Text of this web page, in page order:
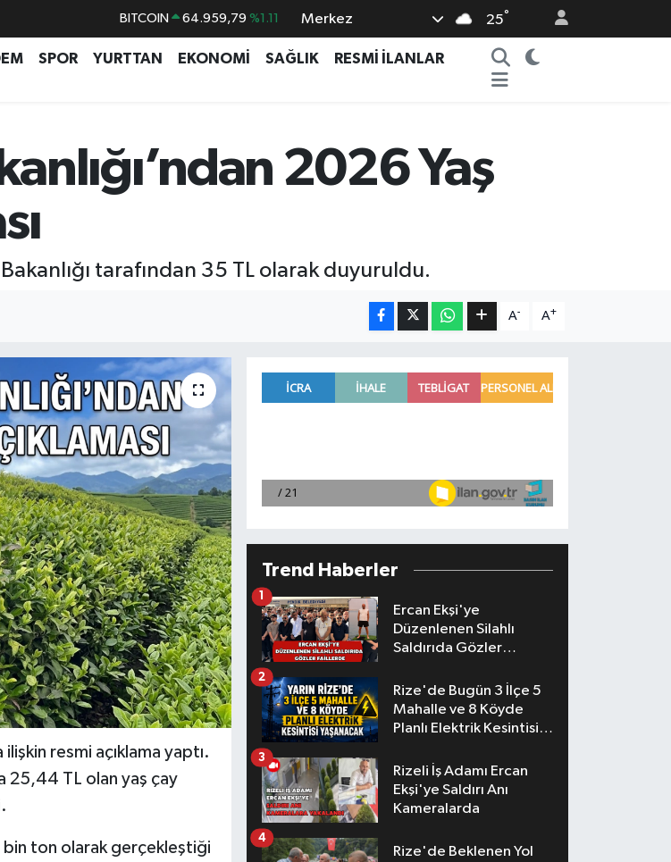
EURO 55,2510 %0.32
BİST100 13.779 %-14
Merkez 25°
SPOR YURTTAN EKONOMİ SAĞLIK
RESMİ İLANLAR
2026 Yaş
tarafından 35 TL olarak duyuruldu.
A- A+
ilişkin resmi açıklama yaptı.
25,44 TL olan yaş çay
bin ton olarak gerçekleştiği
Trend Haberler
Ercan Ekşi'ye
Düzenlenen Silahlı
Saldırıda Gözler
1
Rize'de Bugün 3 İlçe 5
Mahalle ve 8 Köyde
Planlı Elektrik Kesintisi
2
Rizeli İş Adamı Ercan
Ekşi'ye Saldırı Anı
Kameralarda
3
Rize'de Beklenen Yol
4